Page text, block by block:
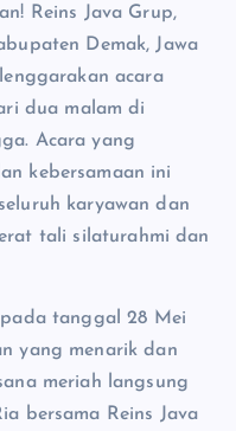
Reins Java Grup,
Demak, Jawa
acara
dua malam di
Acara yang
kebersamaan ini
karyawan dan
tali silaturahmi dan
tanggal 28 Mei
yang menarik dan
meriah langsung
bersama Reins Java